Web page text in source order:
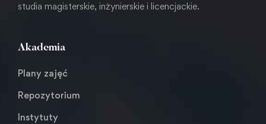
studia magisterskie, inżynierskie i licencjackie.
Akademia
Plany zajęć
Repozytorium
Instytuty